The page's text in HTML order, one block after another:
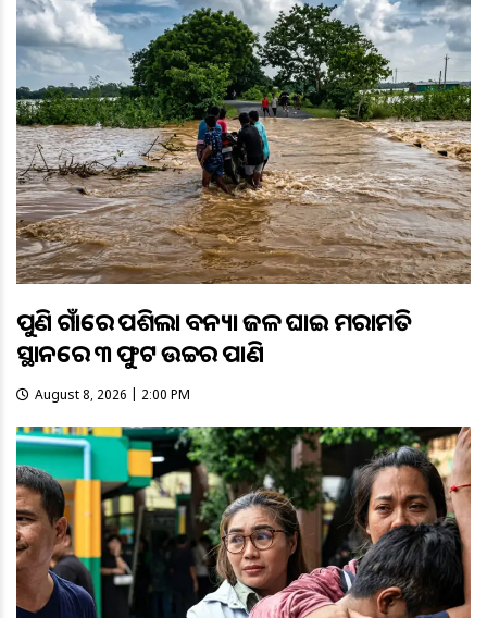
ପୁଣି ଗାଁରେ ପଶିଲା ବନ୍ୟା ଜଳ ଘାଇ ମରାମତି
ସ୍ଥାନରେ ୩ ଫୁଟ ଉଚ୍ଚର ପାଣି
August 8, 2026 | 2:00 PM